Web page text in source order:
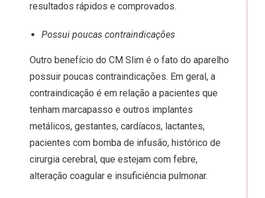
resultados rápidos e comprovados.
Possui poucas contraindicações
Outro benefício do CM Slim é o fato do aparelho
possuir poucas contraindicações. Em geral, a
contraindicação é em relação a pacientes que
tenham marcapasso e outros implantes
metálicos, gestantes, cardíacos, lactantes,
pacientes com bomba de infusão, histórico de
cirurgia cerebral, que estejam com febre,
alteração coagular e insuficiência pulmonar.